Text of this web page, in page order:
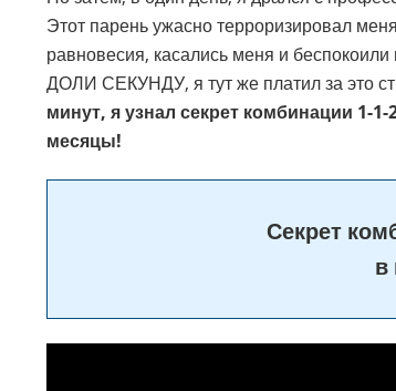
Этот парень ужасно терроризировал
равновесия, касались меня и
ДОЛИ СЕКУНДУ, я тут же платил за это
минут, я узнал секрет комбинации 1-
месяцы!
Секрет
в